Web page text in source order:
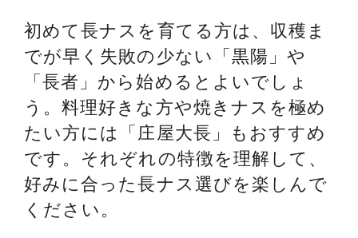
初めて長ナスを育てる方は、収穫ま
でが早く失敗の少ない「黒陽」や
「長者」から始めるとよいでしょ
う。料理好きな方や焼きナスを極め
たい方には「庄屋大長」もおすすめ
です。それぞれの特徴を理解して、
好みに合った長ナス選びを楽しんで
ください。